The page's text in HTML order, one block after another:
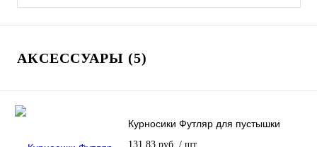
АКСЕССУАРЫ (5)
Курносики Футляр для пустышки
131.83 руб. / шт